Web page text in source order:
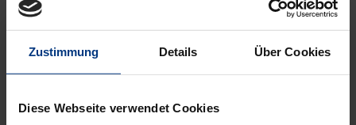
Zustimmung Details Über Cookies
Diese Webseite verwendet Cookies
Grundlagen der Kriminologie (u.a. Begriff und
Geschichte, Hell- und Dunkelfeld der Kriminalität,
Zusammenhänge mit Alter und Geschlecht,
Kriminalitätstheorien, Viktimologie,
Kriminalprävention) sowie die speziellen